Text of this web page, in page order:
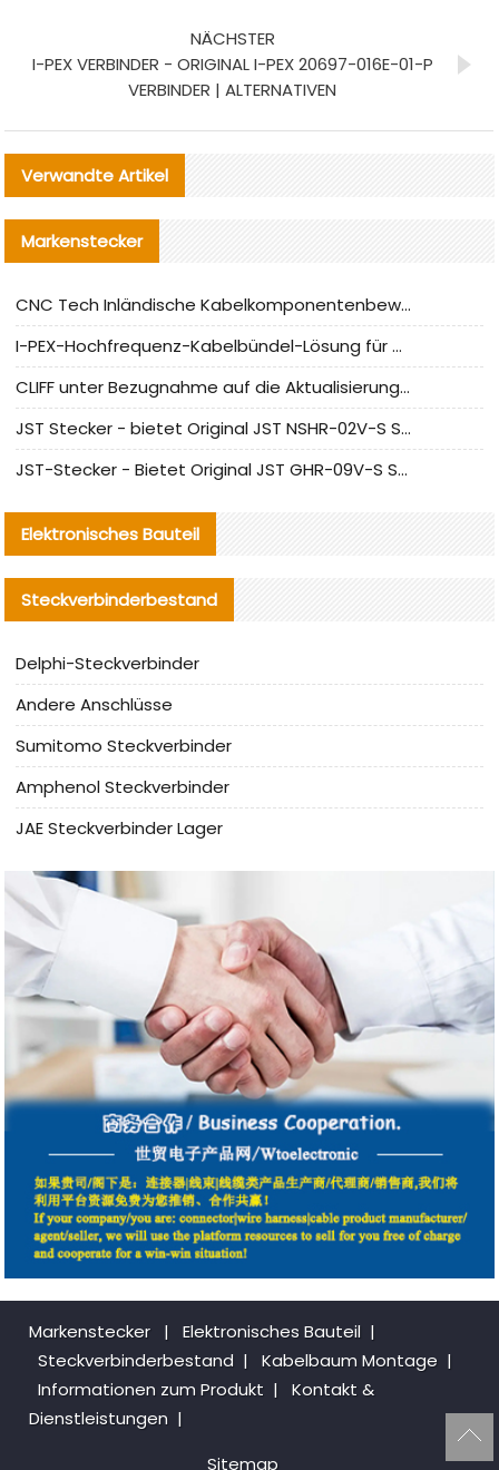
NÄCHSTER
I-PEX VERBINDER - ORIGINAL I-PEX 20697-016E-01-P
VERBINDER | ALTERNATIVEN
Verwandte Artikel
Markenstecker
CNC Tech Inländische Kabelkomponentenbewertung und Massenproduktionsanpassungsanleitung
I-PEX-Hochfrequenz-Kabelbündel-Lösung für die heimische Produktion analysiert
CLIFF unter Bezugnahme auf die Aktualisierung der chinesischen Stecker-Testnormen
JST Stecker - bietet Original JST NSHR-02V-S Stecker und Ersatzteile an
JST-Stecker - Bietet Original JST GHR-09V-S Stecker und Ersatzteile an
Elektronisches Bauteil
Steckverbinderbestand
Delphi-Steckverbinder
Andere Anschlüsse
Sumitomo Steckverbinder
Amphenol Steckverbinder
JAE Steckverbinder Lager
Markenstecker | Elektronisches Bauteil |
Steckverbinderbestand | Kabelbaum Montage |
Informationen zum Produkt |
Kontakt &
Dienstleistungen |
Sitemap